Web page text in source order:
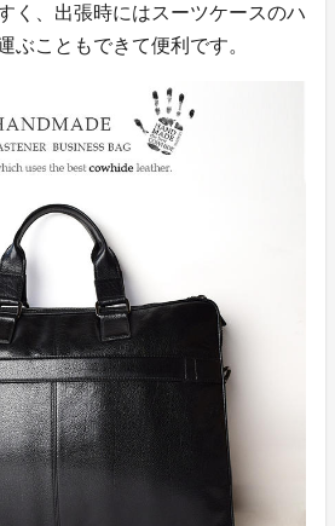
く、出張時にはスーツケースのハ
ぶこともできて便利です。